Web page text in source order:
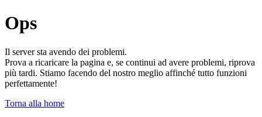
Ops
Il server sta avendo dei problemi.
Prova a ricaricare la pagina e, se continui ad avere problemi, riprova
più tardi. Stiamo facendo del nostro meglio affinché tutto funzioni
perfettamente!
Torna alla home